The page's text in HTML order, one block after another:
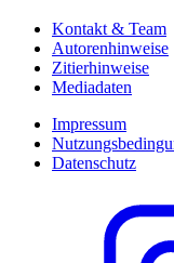
Kontakt & Team
Autorenhinweise
Zitierhinweise
Mediadaten
Impressum
Datenschutz